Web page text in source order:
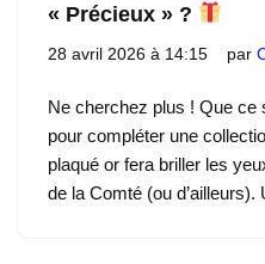
« Précieux » ?
28 avril 2026 à 14:15 par
Ne cherchez plus ! Que ce
pour compléter une
plaqué or fera briller les
de la Comté (ou